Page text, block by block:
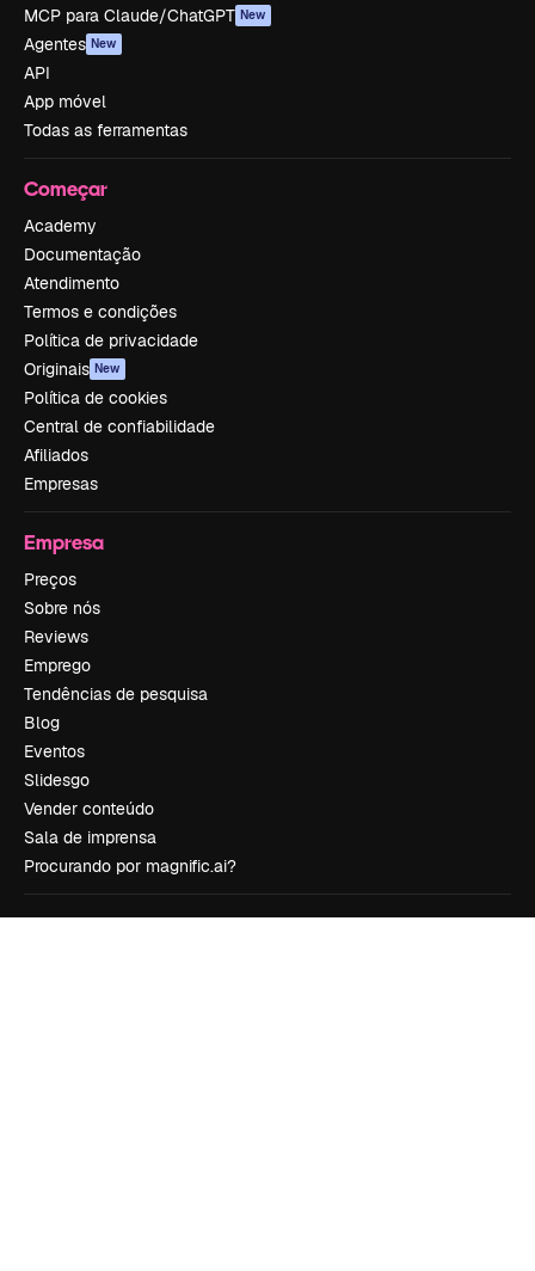
MCP para Claude/ChatGPT New
Agentes New
API
App móvel
Todas as ferramentas
Começar
Academy
Documentação
Atendimento
Termos e condições
Política de privacidade
Originais New
Política de cookies
Central de confiabilidade
Afiliados
Empresas
Empresa
Preços
Sobre nós
Reviews
Emprego
Tendências de pesquisa
Blog
Eventos
Slidesgo
Vender conteúdo
Sala de imprensa
Procurando por magnific.ai?
Siga-nos